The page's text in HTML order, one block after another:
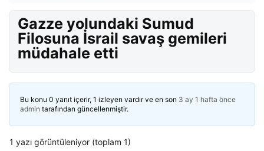
Gazze yolundaki Sumud
Filosuna İsrail savaş gemileri
müdahale etti
Bu konu 0 yanıt içerir, 1 izleyen vardır ve en son 3 ay 1 hafta önce
admin tarafından güncellenmiştir.
1 yazı görüntüleniyor (toplam 1)